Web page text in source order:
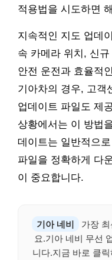
적용법을 시도하면
지속적인 지도 업데
속 카메라 위치, 신
안전 운전과 효율적
기아차의 경우, 고객
업데이트 파일도 제
상황에서는 이 방법
데이트는 일반적으
파일을 정확하게 다
이 중요합니다.
기아 네비
가장
요.기아 네비 무선
니다.지금 바로 클